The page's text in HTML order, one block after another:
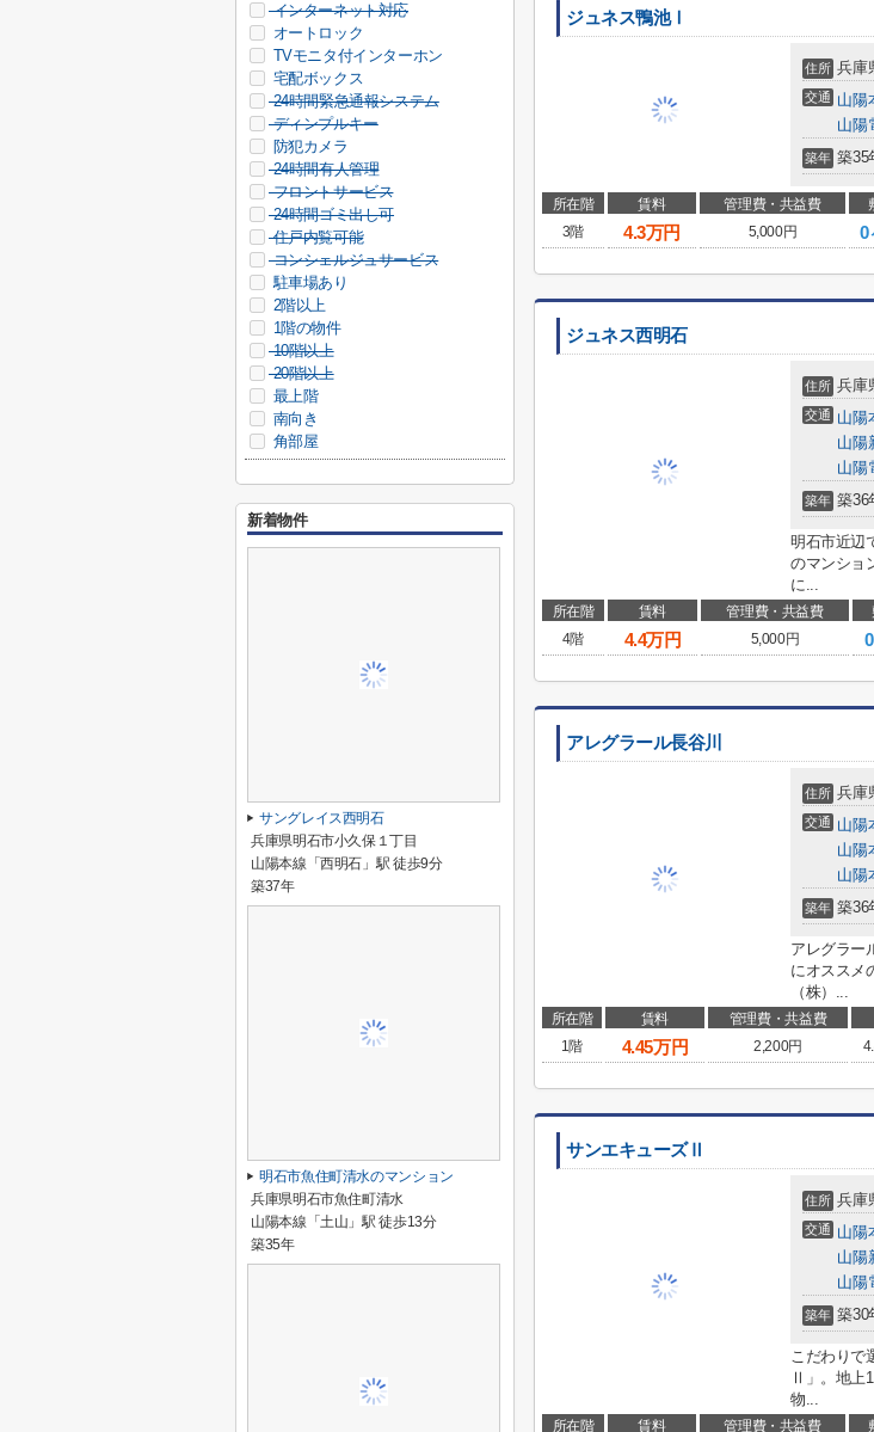
ジュネス鴨池Ⅰ
住所 兵庫
交通 山陽
山陽
築年 築35
所在階 賃料 管理費・共益費
3階
4.3万円 5,000円 0
ジュネス西明石
住所 兵庫
交通 山陽
山陽
山陽
築年 築36
明石市近辺
のマンショ
に...
所在階 賃料 管理費・共益費
4階
4.4万円 5,000円
アレグラール長谷川
住所 兵庫
交通 山陽
山陽
山陽
築年 築36
アレグラー
にオススメ
（株）...
所在階 賃料 管理費・共益費
1階
4.45万円 2,200円
サンエキューズⅡ
住所 兵庫
交通 山陽
山陽
山陽
築年 築30
こだわりで
Ⅱ」。地上
物...
所在階 賃料 管理費・共益費
インターネット対応
オートロック
TVモニタ付インターホン
宅配ボックス
24時間緊急通報システム
ディンプルキー
防犯カメラ
24時間有人管理
フロントサービス
24時間ゴミ出し可
住戸内覧可能
コンシェルジュサービス
駐車場あり
2階以上
1階の物件
10階以上
20階以上
最上階
南向き
角部屋
新着物件
サングレイス西明石
兵庫県明石市小久保１丁目
山陽本線「西明石」駅 徒歩9分
築37年
明石市魚住町清水のマンション
兵庫県明石市魚住町清水
山陽本線「土山」駅 徒歩13分
築35年